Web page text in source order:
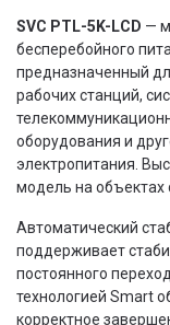
SVC PTL-5K-LCD —
бесперебойного
предназначенный
рабочих станций,
оборудования и
электропитания.
модель на объектах
Автоматический
поддерживает
постоянного
технологией Smart
корректное